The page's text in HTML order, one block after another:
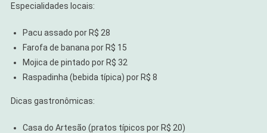
Especialidades locais:
Pacu assado por R$ 28
Farofa de banana por R$ 15
Mojica de pintado por R$ 32
Raspadinha (bebida típica) por R$ 8
Dicas gastronômicas:
Casa do Artesão (pratos típicos por R$ 20)